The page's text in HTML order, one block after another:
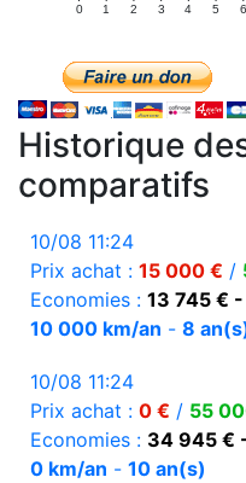
0 1 2 3 4 5 6
Historique
comparatifs
10/08 11:24
Prix achat : 15 000 € /
Economies : 13 745 €
10 000 km/an - 8
10/08 11:24
Prix achat : 0 € / 55
Economies : 34 945 €
0 km/an - 10 an(s)